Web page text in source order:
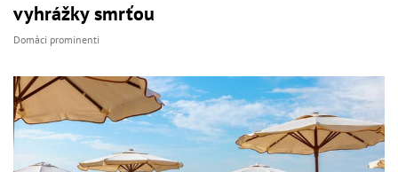
vyhrážky smrťou
Domáci prominenti